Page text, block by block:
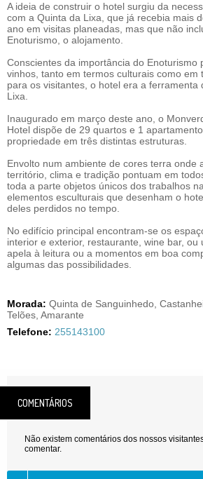
A ideia de construir o hotel surgiu da
com a Quinta da Lixa, que já recebia mais
ano em visitas planeadas, mas que não
Enoturismo, o alojamento.
Conscientes da importância do Enoturismo
vinhos, tanto em termos culturais como em
para os visitantes, o hotel era a ferramenta
Lixa.
Inaugurado em março deste ano, o
Hotel dispõe de 29 quartos e 1
propriedade em três distintas estruturas.
Envolto num ambiente de cores terra onde
território, clima e tradição pontuam em
toda a parte objetos únicos dos trabalhos
elementos esculturais que desenham o
deles perdidos no tempo.
No edifício principal encontram-se os
interior e exterior, restaurante, wine bar, ou
apela à leitura ou a momentos em boa
algumas das possibilidades.
Morada: Quinta de Sanguinhedo,
Telões, Amarante
Telefone: 255143100
COMENTÁRIOS
Não existem comentários dos nossos
comentar.